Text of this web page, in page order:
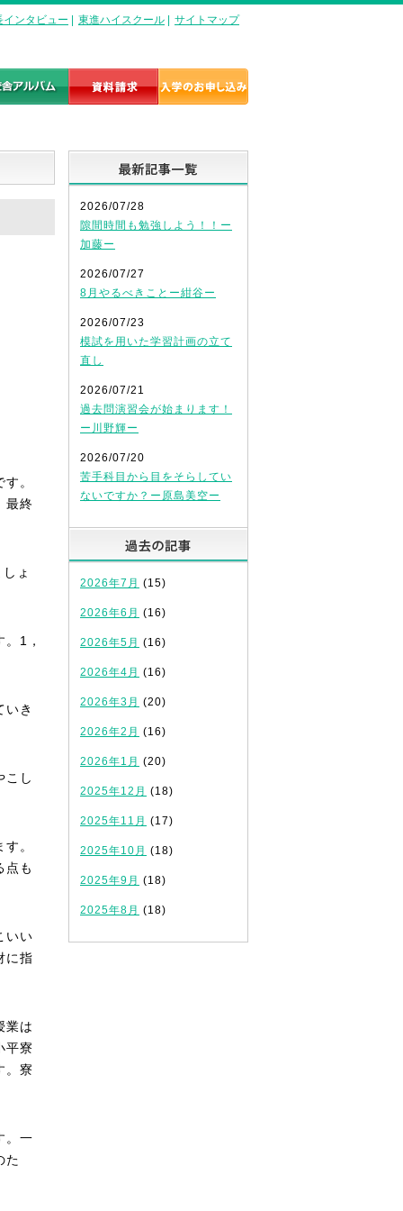
インタビュー 東進ハイスクール サイトマップ
。
最終
ょ
1，
いき
こし
。
点も
いい
に指
業は
平寮
。寮
。一
た
2026/07/28
隙間時間も勉強しよう！！ー
加藤ー
2026/07/27
8月やるべきことー紺谷ー
2026/07/23
模試を用いた学習計画の立て
直し
2026/07/21
過去問演習会が始まります！
ー川野輝ー
2026/07/20
苦手科目から目をそらしてい
ないですか？ー原島美空ー
2026年7月 (15)
2026年6月 (16)
2026年5月 (16)
2026年4月 (16)
2026年3月 (20)
2026年2月 (16)
2026年1月 (20)
2025年12月 (18)
2025年11月 (17)
2025年10月 (18)
2025年9月 (18)
2025年8月 (18)